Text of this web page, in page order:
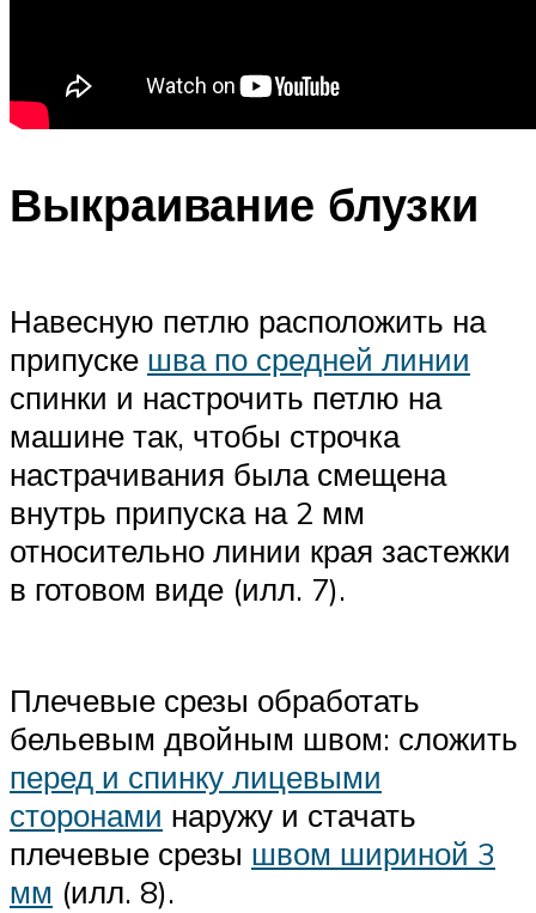
Выкраивание блузки
Навесную петлю расположить на
припуске шва по средней линии
спинки и настрочить петлю на
машине так, чтобы строчка
настрачивания была смещена
внутрь припуска на 2 мм
относительно линии края застежки
в готовом виде (илл. 7).
Плечевые срезы обработать
бельевым двойным швом: сложить
перед и спинку лицевыми
сторонами наружу и стачать
плечевые срезы швом шириной 3
мм (илл. 8).